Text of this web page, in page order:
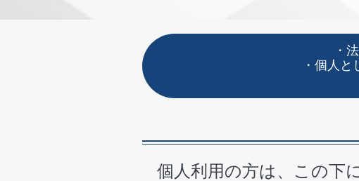
・
・個人
個人利用の方は、この下